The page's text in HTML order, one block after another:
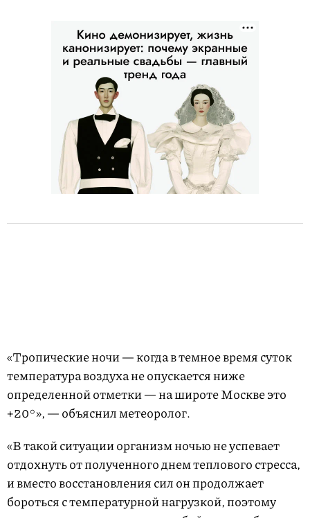
«Тропические ночи — когда в темное время суток
температура воздуха не опускается ниже
определенной отметки — на широте Москве это
+20°», — объяснил метеоролог.
«В такой ситуации организм ночью не успевает
отдохнуть от полученного днем теплового стресса,
и вместо восстановления сил он продолжает
бороться с температурной нагрузкой, поэтому